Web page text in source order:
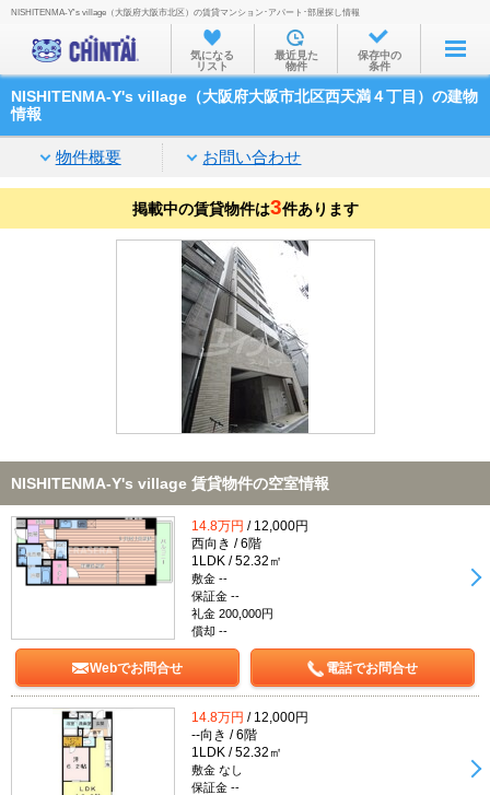
お部屋を探す
沿線・駅から
家賃相場から
通勤通学時間から
物件特集から
不動産会社から
TOP
NISHITENMA-Y's village（大阪府大阪市北区）の賃貸マンション･アパート･部屋探し情報
気になる
リスト
最近見た
物件
保存中の
条件
NISHITENMA-Y's village（大阪府大阪市北区西天満４丁目）の建物
情報
物件概要 お問い合わせ
掲載中の賃貸物件は3件あります
NISHITENMA-Y's village 賃貸物件の空室情報
14.8万円 / 12,000円
西向き / 6階
1LDK / 52.32㎡
敷金 --
保証金 --
礼金 200,000円
償却 --
Webでお問合せ 電話でお問合せ
14.8万円 / 12,000円
--向き / 6階
1LDK / 52.32㎡
敷金 なし
保証金 --